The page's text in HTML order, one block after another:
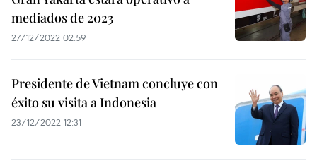
mediados de 2023
27/12/2022 02:59
Presidente de Vietnam concluye con
éxito su visita a Indonesia
23/12/2022 12:31